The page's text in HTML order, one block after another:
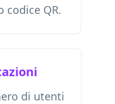
codice QR.
di utenti